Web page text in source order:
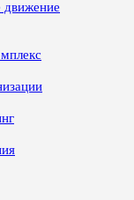
движение